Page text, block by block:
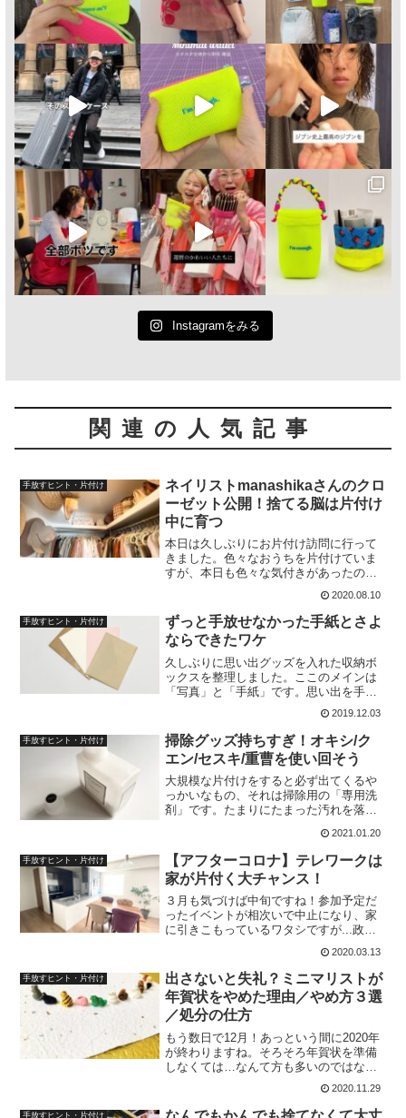
Instagramをみる
関連の人気記事
手放すヒント・片付け
ネイリストmanashikaさんのクロ
ーゼット公開！捨てる脳は片付け
中に育つ
本日は久しぶりにお片付け訪問に行って
きました。色々なおうちを片付けていま
すが、本日も色々な気付きがあったので
みなさんにもシェアしたいと思います。
お片付けが苦手な方も参考になる内容だ
と思うので、最後までご覧ください。お
片付けサポートをさせて頂
2020.08.10
手放すヒント・片付け
ずっと手放せなかった手紙とさよ
ならできたワケ
久しぶりに思い出グッズを入れた収納ボ
ックスを整理しました。ここのメインは
「写真」と「手紙」です。思い出を手放
すという行為は、他のどんなモノよりも
時間と体力を使います。かく言う私もこ
のエリアだけはかなり時間をかけて断捨
離しました。特に「手紙」
2019.12.03
手放すヒント・片付け
掃除グッズ持ちすぎ！オキシ/ク
エン/セスキ/重曹を使い回そう
大規模な片付けをすると必ず出てくるや
っかいなもの、それは掃除用の「専用洗
剤」です。たまりにたまった汚れを落と
ってしまうんですよね。例えばこれら、
シンク下や納戸に眠っていませんか？ ガ
ラス用マイペット
2021.01.20
手放すヒント・片付け
【アフターコロナ】テレワークは
家が片付く大チャンス！
３月も気づけば中旬ですね！参加予定だ
ったイベントが相次いで中止になり、家
に引きこもっているワタシですが...政府
の自粛要請が出て以降、私の周りでもリ
モート（テレワーク）に切り替えて働く
人々が増え、変化の局面をむかえている
ようですそんな中ある
2020.03.13
手放すヒント・片付け
出さないと失礼？ミニマリストが
年賀状をやめた理由／やめ方３選
／処分の仕方
もう数日で12月！あっという間に2020年
が終わりますね。そろそろ年賀状を準備
しなくては…なんて方も多いのではない
でしょうか。わが家は数年前に年賀状を
やめ、年末の大掃除もないので、のんび
り過ごす12月になりそうです…！と書い
2020.11.29
手放すヒント・片付け